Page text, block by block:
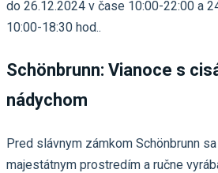
do 26.12.2024 v čase 10:00-22:00 a
10:00-18:30 hod..
Schönbrunn: Vianoce s
nádychom
Pred slávnym zámkom Schönbrunn
majestátnym prostredím a ručne